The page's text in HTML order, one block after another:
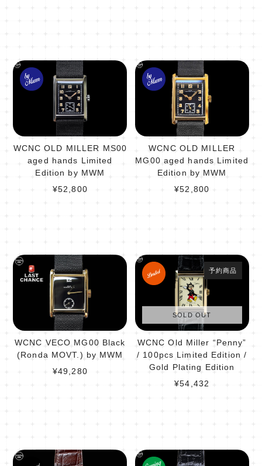
WCNC OLD MILLER MS00
aged hands Limited
Edition by MWM
¥52,800
WCNC OLD MILLER
MG00 aged hands Limited
Edition by MWM
¥52,800
WCNC VECO MG00 Black
(Ronda MOVT.) by MWM
¥49,280
予約商品
SOLD OUT
WCNC Old Miller “Penny”
/ 100pcs Limited Edition /
Gold Plating Edition
¥54,432